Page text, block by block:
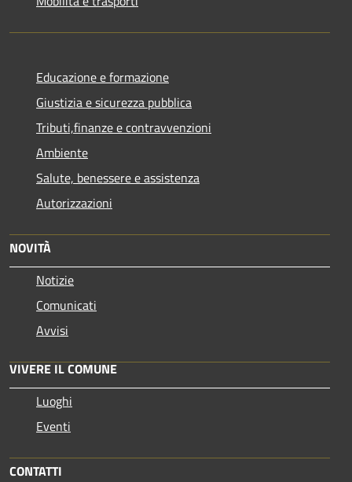
Educazione e formazione
Giustizia e sicurezza pubblica
Tributi,finanze e contravvenzioni
Ambiente
Salute, benessere e assistenza
Autorizzazioni
NOVITÀ
Notizie
Comunicati
Avvisi
VIVERE IL COMUNE
Luoghi
Eventi
CONTATTI